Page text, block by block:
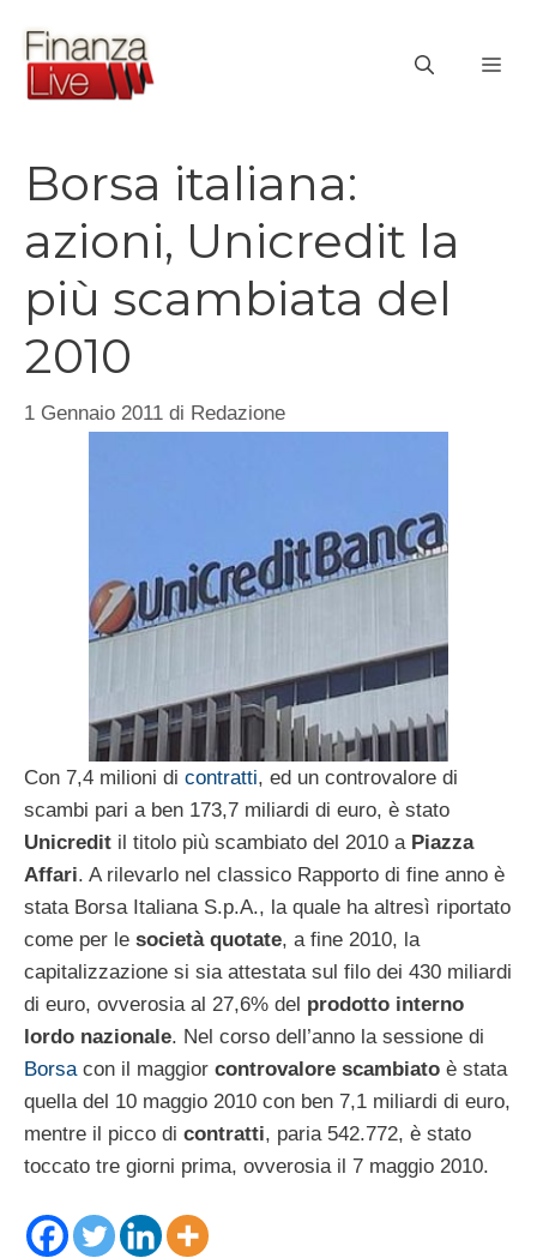
contenuto
Borsa italiana:
azioni, Unicredit la
più scambiata del
2010
1 Gennaio 2011 di Redazione
Con 7,4 milioni di contratti, ed un controvalore di
scambi pari a ben 173,7 miliardi di euro, è stato
Unicredit il titolo più scambiato del 2010 a Piazza
Affari. A rilevarlo nel classico Rapporto di fine anno è
stata Borsa Italiana S.p.A., la quale ha altresì riportato
come per le società quotate, a fine 2010, la
capitalizzazione si sia attestata sul filo dei 430 miliardi
di euro, ovverosia al 27,6% del prodotto interno
lordo nazionale. Nel corso dell’anno la sessione di
Borsa con il maggior controvalore scambiato è stata
quella del 10 maggio 2010 con ben 7,1 miliardi di euro,
mentre il picco di contratti, paria 542.772, è stato
toccato tre giorni prima, ovverosia il 7 maggio 2010.